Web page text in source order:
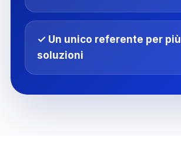
✓ Un unico referente per più
soluzioni